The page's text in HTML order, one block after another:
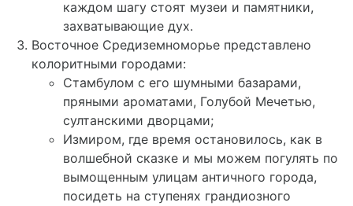
каждом шагу стоят музеи и памятники,
захватывающие дух.
Восточное Средиземноморье представлено
колоритными городами:
Стамбулом с его шумными базарами,
пряными ароматами, Голубой Мечетью,
султанскими дворцами;
Измиром, где время остановилось, как в
волшебной сказке и мы можем погулять по
вымощенным улицам античного города,
посидеть на ступенях грандиозного